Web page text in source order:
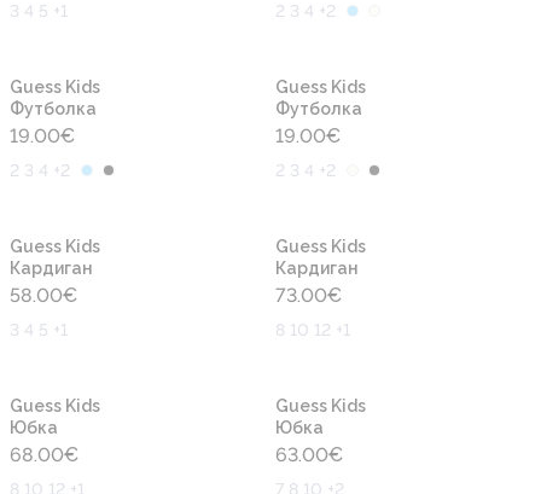
3 4 5 +1 2 3 4 +2
Guess Kids
Футболка
19.00€
2 3 4 +2
Guess Kids
Футболка
19.00€
2 3 4 +2
Guess Kids
Кардиган
58.00€
3 4 5 +1
Guess Kids
Кардиган
73.00€
8 10 12 +1
Guess Kids
Юбка
68.00€
8 10 12 +1
Guess Kids
Юбка
63.00€
7 8 10 +2